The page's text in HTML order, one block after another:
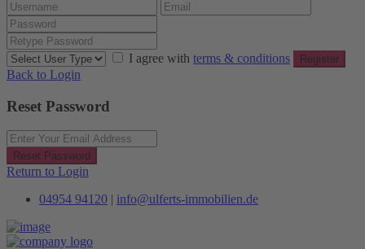
I agree with terms & conditions Register
Back to Login
Reset Password
Reset Password
Return to Login
04954 94120 | info@ulferts-immobilien.de